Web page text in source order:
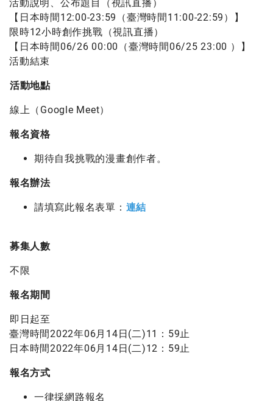
活動說明、公布題目（視訊直播）
【日本時間12:00-23:59（臺灣時間11:00-22:59）】
限時12小時創作挑戰（視訊直播）
【日本時間06/26 00:00（臺灣時間06/25 23:00 ）】
活動結束
活動地點
線上（Google Meet）
報名資格
期待自我挑戰的漫畫創作者。
報名辦法
請填寫此報名表單： 連結
募集人數
不限
報名期間
即日起至
臺灣時間2022年06月14日(二)11：59止
日本時間2022年06月14日(二)12：59止
報名方式
一律採網路報名